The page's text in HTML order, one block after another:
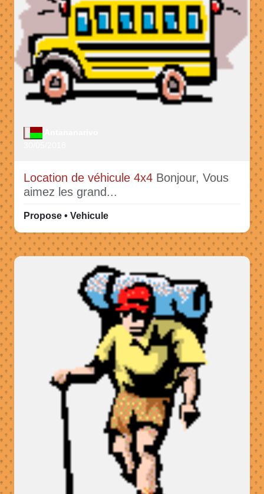
Location de véhicule 4x4 Bonjour, Vous
aimez les grand...
Propose • Vehicule